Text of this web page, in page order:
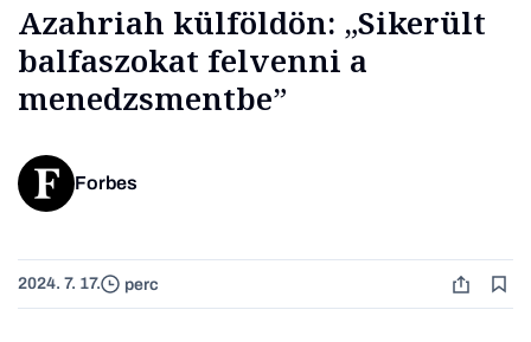
Azahriah külföldön: „Sikerült
balfaszokat felvenni a
menedzsmentbe”
Forbes
2024. 7. 17. perc